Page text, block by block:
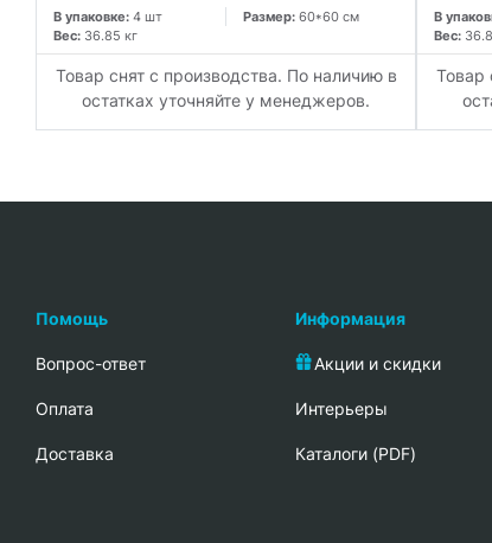
В упаковке: 4 шт Размер: 60*60 см
Вес: 36.85 кг
Товар снят с производства. По наличию в
остатках уточняйте у менеджеров.
В
Вес:
Товар
Помощь
Вопрос-ответ
Oплата
Доставка
Информация
Акции и скидки
Интерьеры
Каталоги (PDF)